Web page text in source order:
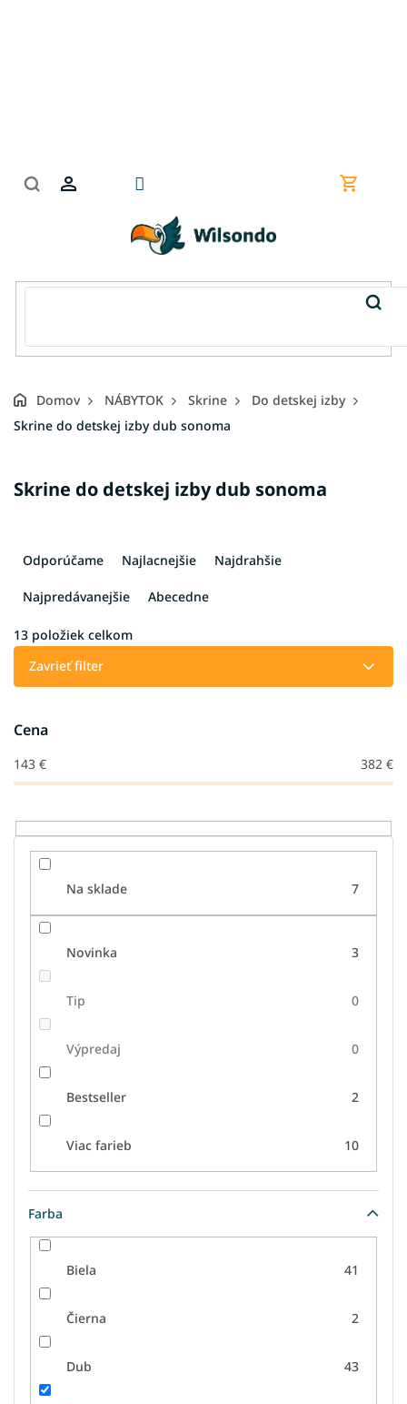
Domov NÁBYTOK Skrine
Do detskej izby
Skrine do detskej izby dub sonoma
Skrine do detskej izby dub sonoma
a
i
e
d
u
k
o
v
Odporúčame Najlacnejšie Najdrahšie
Najpredávanejšie Abecedne
13 položiek celkom
Zavrieť filter
Cena
143 € 382 €
Na sklade 7
Novinka 3
Tip 0
Výpredaj 0
Bestseller 2
Viac farieb 10
Farba
Biela 41
Čierna 2
Dub 43